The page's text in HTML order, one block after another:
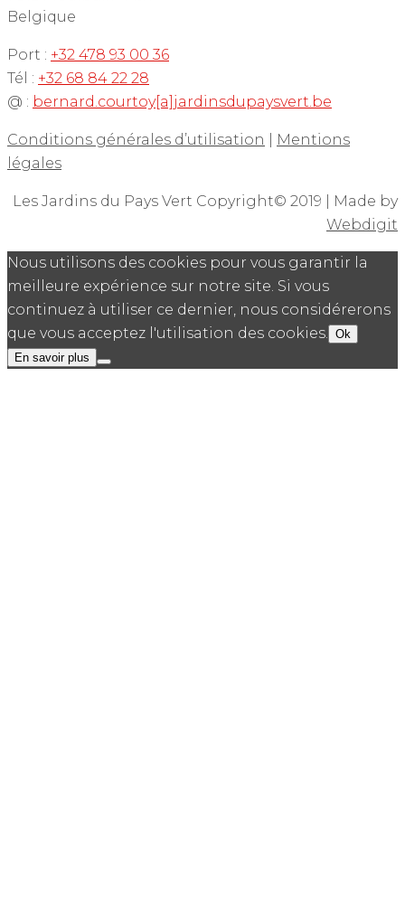
Belgique
Port : +32 478 93 00 36
Tél : +32 68 84 22 28
@ : bernard.courtoy[a]jardinsdupaysvert.be
Conditions générales d’utilisation
Mentions
légales
Les Jardins du Pays Vert Copyright© 2019 | Made by
Webdigit
Nous utilisons des cookies pour vous garantir la
meilleure expérience sur notre site. Si vous
continuez à utiliser ce dernier, nous considérerons
que vous acceptez l'utilisation des cookies. Ok
En savoir plus